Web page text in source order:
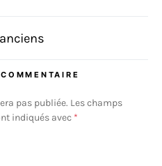
les
pas publiée. Les champs
indiqués avec *